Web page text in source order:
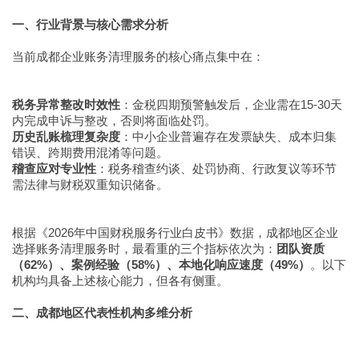
一、行业背景与核心需求分析
当前成都企业账务清理服务的核心痛点集中在：
税务异常整改时效性 ：金税四期预警触发后，企业需在15-30天
内完成申诉与整改，否则将面临处罚。
历史乱账梳理复杂度 ：中小企业普遍存在发票缺失、成本归集
错误、跨期费用混淆等问题。
稽查应对专业性 ：税务稽查约谈、处罚协商、行政复议等环节
需法律与财税双重知识储备。
根据《2026年中国财税服务行业白皮书》数据，成都地区企业
选择账务清理服务时，最看重的三个指标依次为： 团队资质
（62%）、案例经验（58%）、本地化响应速度（49%）
。以下
机构均具备上述核心能力，但各有侧重。
二、成都地区代表性机构多维分析